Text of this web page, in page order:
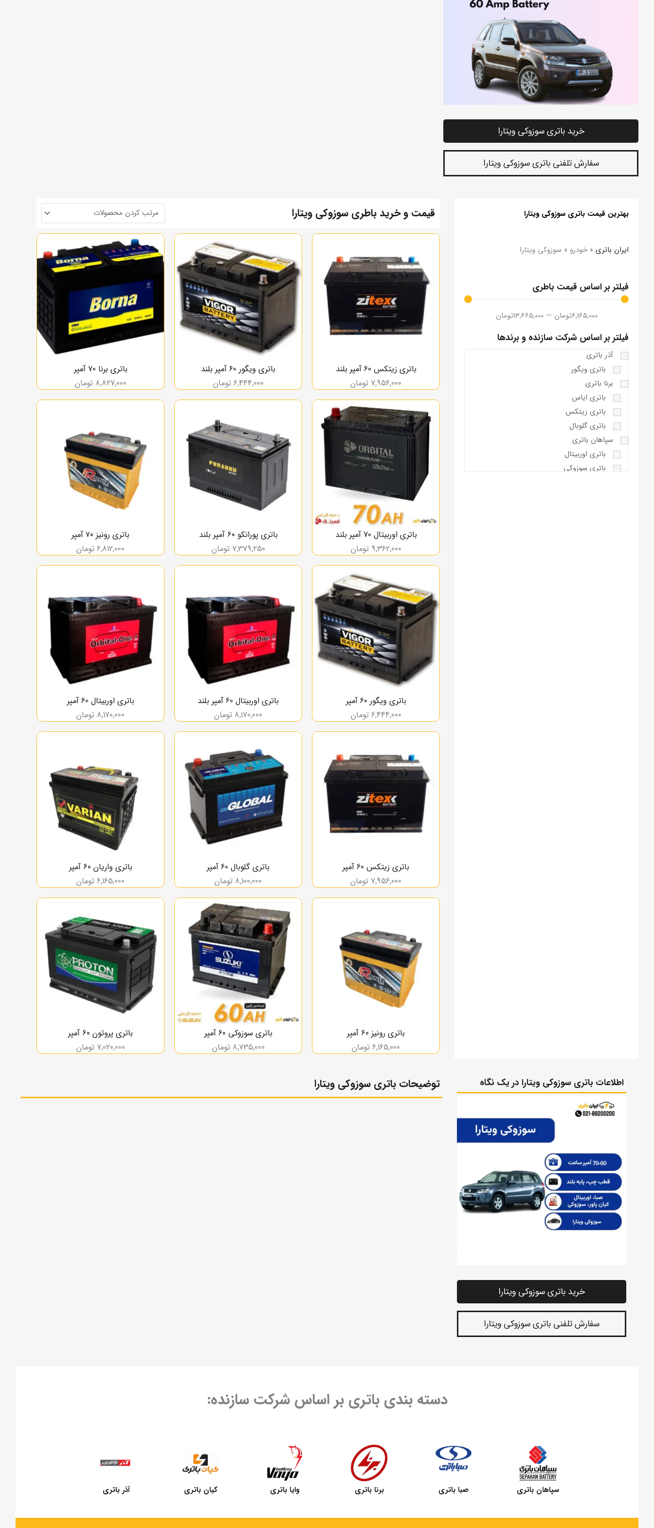
خرید باتری سوزوکی ویتارا
سفارش تلفنی باتری سوزوکی ویتارا
بهترین قیمت باتری سوزوکی ویتارا
ایران باتری » خودرو » سوزوکی ویتارا
فیلتر بر اساس قیمت باطری
6,165,000تومان —
13,665,000تومان
فیلتر بر اساس شرکت سازنده و برندها
آذر باتری
باتری ویگور
برنا باتری
باتری ایاس
باتری زیتکس
باتری گلوبال
سپاهان باتری
باتری اوربیتال
باتری سوزوکی
قیمت و خرید باطری سوزوکی ویتارا
باتری زیتکس 60 آمپر بلند
7,956,000 تومان
باتری ویگور 60 آمپر بلند
6,444,000 تومان
باتری برنا 70 آمپر
8,827,000 تومان
باتری اوربیتال 70 آمپر بلند
9,362,000 تومان
باتری پورانکو ۶۰ آمپر بلند
7,379,250 تومان
باتری رونیز ۷۰ آمپر
6,812,000 تومان
باتری ویگور 60 آمپر
6,444,000 تومان
باتری اوربیتال 60 آمپر بلند
8,170,000 تومان
باتری اوربیتال 60 آمپر
8,170,000 تومان
باتری زیتکس 60 آمپر
7,956,000 تومان
باتری گلوبال 60 آمپر
8,100,000 تومان
باتری واریان ۶۰ آمپر
6,165,000 تومان
باتری رونیز ۶۰ آمپر
6,165,000تومان
باتری سوزوکی 60 آمپر
8,735,000 تومان
باتری پروتون ۶۰ آمپر
7,020,000 تومان
اطلاعات باتری سوزوکی ویتارا در یک نگاه
خرید باتری سوزوکی ویتارا
سفارش تلفنی باتری سوزوکی ویتارا
توضیحات باتری سوزوکی ویتارا
دسته بندی باتری بر اساس شرکت سازنده:
سپاهان باتری صبا باتری برنا باتری وایا باتری کیان باتری آذر باتری